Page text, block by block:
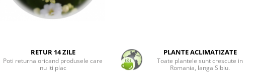
RETUR 14 ZILE
Poti returna oricand produsele care
nu iti plac
PLANTE ACLIMATIZATE
Toate plantele sunt crescute in
Romania, langa Sibiu.